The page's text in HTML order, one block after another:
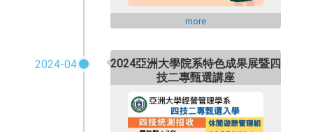
more
2024-04
2024亞洲大學院系特色成果展暨四
技二專甄選講座